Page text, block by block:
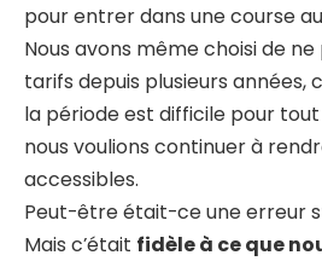
pour entrer dans une course
Nous avons même choisi de
tarifs depuis plusieurs années,
la période est difficile pour
nous voulions continuer à
accessibles.
Peut-être était-ce une erreur
Mais c’était fidèle à ce que